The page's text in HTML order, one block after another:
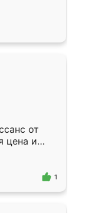
к
Собрали
даже
от
цена и
1